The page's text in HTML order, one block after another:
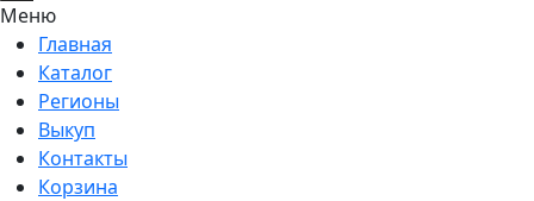
Меню
Главная
Каталог
Регионы
Выкуп
Контакты
Корзина